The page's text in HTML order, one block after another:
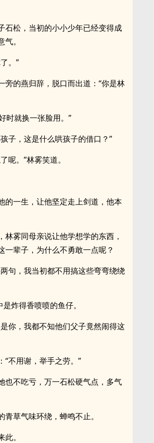
石松，当初的小小少年已经变得成
。
。”
的燕归辞，脱口而出道：“你是林
时就换一张脸用。”
子，这是什么哄孩子的借口？”
呢。”林雾笑道。
的一生，让他坚定走上剑道，他本
雾同母亲说让他学想学的东西，
辈子，为什么不勇敢一点呢？
句，我当初都不用搞这些弯弯绕绕
炸得香喷喷的鱼仔。
你，我都不知他们父子竟然闹得这
不用谢，举手之劳。”
也不吃亏，万一石松硬气点，多气
草气味环绕，蝉鸣不止。
。